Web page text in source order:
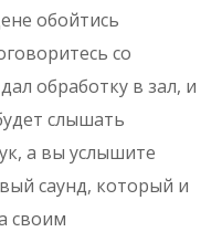
обойтись
со
обработку в зал, и
слышать
а вы услышите
саунд, который и
своим